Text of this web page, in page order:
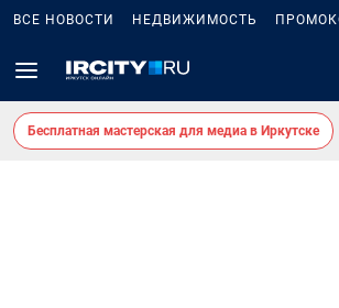
ВСЕ НОВОСТИ НЕДВИЖИМОСТЬ
Бесплатная мастерская для медиа в Иркутске